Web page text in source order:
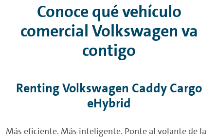
Conoce qué vehículo
comercial Volkswagen va
contigo
RentingVolkswagen Caddy Cargo
eHybrid
Más eficiente. Más inteligente. Ponte al volante de la